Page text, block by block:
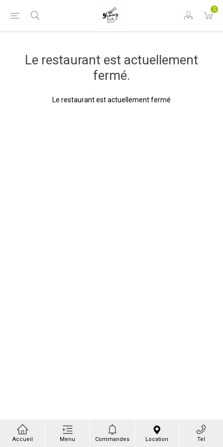
0
Le restaurant est actuellement
fermé.
Le restaurant est actuellement fermé
Accueil Menu Commandes Location Tel